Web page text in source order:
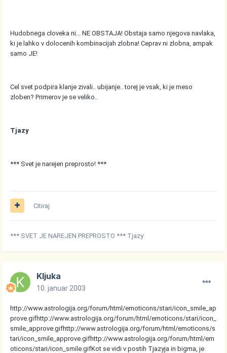
Hudobnega cloveka ni... NE OBSTAJA! Obstaja samo njegova navlaka,
ki je lahko v dolocenih kombinacijah zlobna! Ceprav ni zlobna, ampak
samo JE!
Cel svet podpira klanje zivali.. ubijanje.. torej je vsak, ki je meso
zloben? Primerov je se veliko..
Tjazy
*** Svet je narejen preprosto! ***
Citiraj
*** SVET JE NAREJEN PREPROSTO *** Tjazy
Kljuka
10. januar 2003
http://www.astrologija.org/forum/html/emoticons/stari/icon_smile_ap
prove.gifhttp://www.astrologija.org/forum/html/emoticons/stari/icon_
smile_approve.gifhttp://www.astrologija.org/forum/html/emoticons/s
tari/icon_smile_approve.gifhttp://www.astrologija.org/forum/html/em
oticons/stari/icon_smile.gifKot se vidi v postih Tjazyja in bigma, je